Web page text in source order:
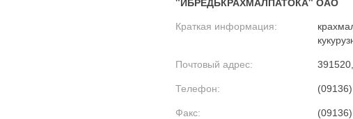
Краткая информация:
Почтовый адрес:
Телефон:
Факс: